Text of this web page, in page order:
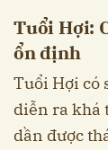
Tuổi Hợi:
ổn định
Tuổi Hợi có
diễn ra khá
dần được